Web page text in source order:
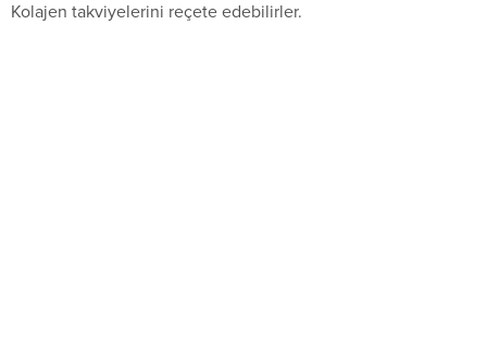
Kolajen takviyelerini reçete edebilirler.